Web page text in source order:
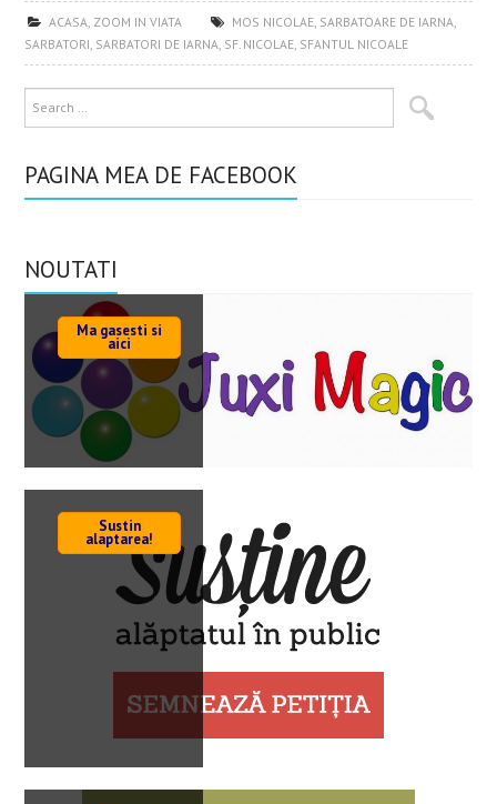
ACASA, ZOOM IN VIATA MOS NICOLAE, SARBATOARE DE IARNA,
SARBATORI, SARBATORI DE IARNA, SF. NICOLAE, SFANTUL NICOALE
PAGINA MEA DE FACEBOOK
NOUTATI
Ma gasesti si
aici
Sustin
alaptarea!